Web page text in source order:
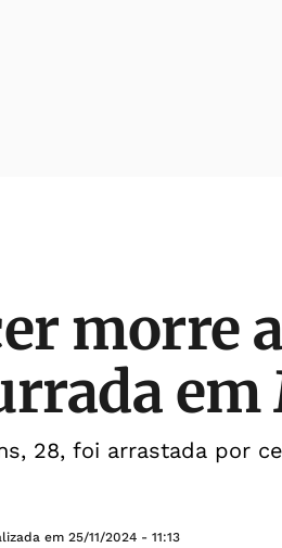
morre
em
28, foi arrastada por
em 25/11/2024 - 11:13